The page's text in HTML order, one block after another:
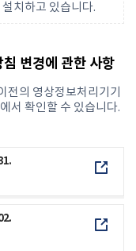
치하고 있습니다.
변경에 관한 사항
전의 영상정보처리기기
서 확인할 수 있습니다.